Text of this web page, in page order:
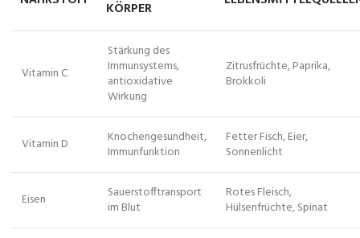
KÖRPER
Vitamin C
Stärkung des
Immunsystems,
antioxidative
Wirkung
Zitrusfrüchte, Paprika,
Brokkoli
Vitamin D
Knochengesundheit,
Immunfunktion
Fetter Fisch, Eier,
Sonnenlicht
Eisen
Sauerstofftransport
im Blut
Rotes Fleisch,
Hülsenfrüchte, Spinat